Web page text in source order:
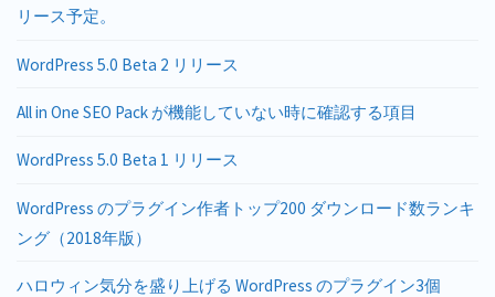
リース予定。
WordPress 5.0 Beta 2 リリース
All in One SEO Pack が機能していない時に確認する項目
WordPress 5.0 Beta 1 リリース
WordPress のプラグイン作者トップ200 ダウンロード数ランキ
ング（2018年版）
ハロウィン気分を盛り上げる WordPress のプラグイン3個